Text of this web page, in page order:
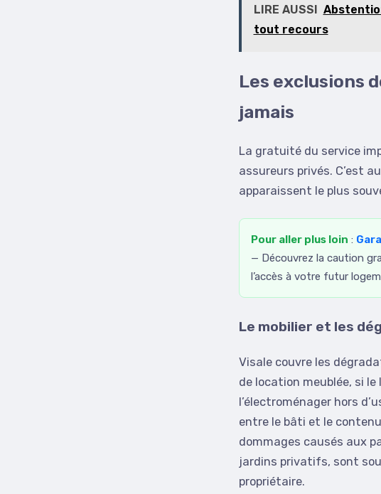
LIRE AUSSI
tout recours
Les exclusions
jamais
La gratuité du service
assureurs privés. C’est
apparaissent le plus
Pour aller plus loin :
— Découvrez la caution
l’accès à votre futur
Le mobilier et les
Visale couvre les
de location meublée, si
l’électroménager hors
entre le bâti et le
dommages causés aux
jardins privatifs, sont
propriétaire.